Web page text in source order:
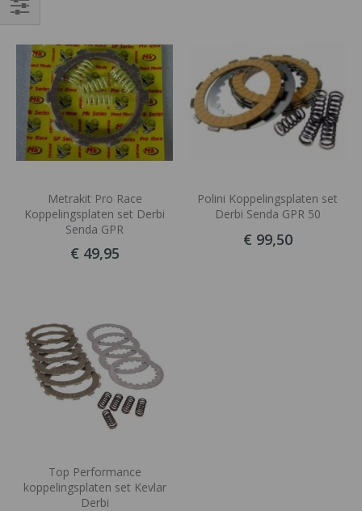
Metrakit Pro Race
Koppelingsplaten set Derbi
Senda GPR
€ 49,95
Polini Koppelingsplaten set
Derbi Senda GPR 50
€ 99,50
Top Performance
koppelingsplaten set Kevlar
Derbi